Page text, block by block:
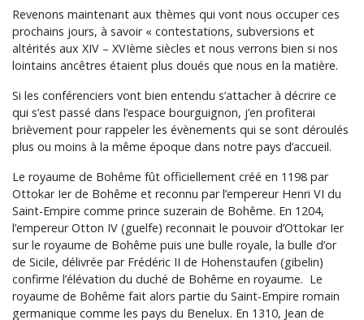
Revenons maintenant aux thèmes qui vont nous occuper ces
prochains jours, à savoir « contestations, subversions et
altérités aux XIV – XVIème siècles et nous verrons bien si nos
lointains ancêtres étaient plus doués que nous en la matière.
Si les conférenciers vont bien entendu s’attacher à décrire ce
qui s’est passé dans l’espace bourguignon, j’en profiterai
brièvement pour rappeler les évènements qui se sont déroulés
plus ou moins à la même époque dans notre pays d’accueil.
Le royaume de Bohême fût officiellement créé en 1198 par
Ottokar Ier de Bohême et reconnu par l’empereur Henri VI du
Saint-Empire comme prince suzerain de Bohême. En 1204,
l’empereur Otton IV (guelfe) reconnait le pouvoir d’Ottokar Ier
sur le royaume de Bohême puis une bulle royale, la bulle d’or
de Sicile, délivrée par Frédéric II de Hohenstaufen (gibelin)
confirme l’élévation du duché de Bohême en royaume. Le
royaume de Bohême fait alors partie du Saint-Empire romain
germanique comme les pays du Benelux. En 1310, Jean de